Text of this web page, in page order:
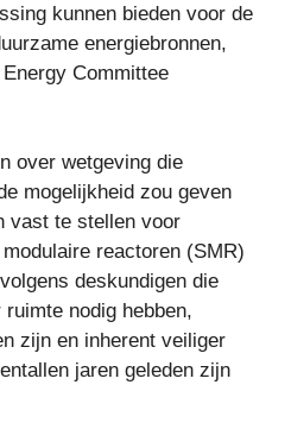
kunnen bieden voor de
energiebronnen,
Committee
over wetgeving die
mogelijkheid zou geven
vast te stellen voor
reactoren (SMR)
deskundigen die
nodig hebben,
zijn en inherent veiliger
jaren geleden zijn